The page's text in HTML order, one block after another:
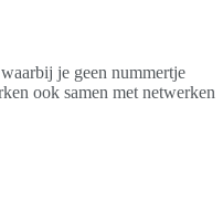
je geen nummertje
ook samen met netwerken